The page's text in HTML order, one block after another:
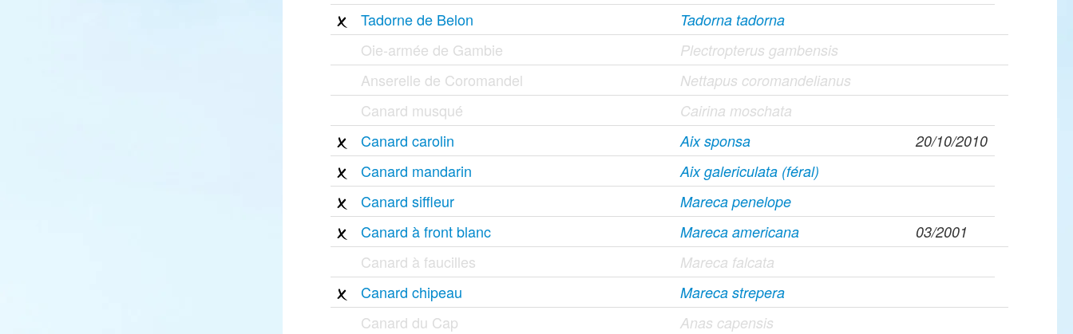
Tadorne de Belon Tadorna tadorna
Oie-armée de Gambie Plectropterus gambensis
Anserelle de Coromandel Nettapus coromandelianus
Canard musqué Cairina moschata
Canard carolin Aix sponsa 20/10/2010
Canard mandarin Aix galericulata (féral)
Canard siffleur Mareca penelope
Canard à front blanc Mareca americana 03/2001
Canard à faucilles Mareca falcata
Canard chipeau Mareca strepera
Canard du Cap Anas capensis